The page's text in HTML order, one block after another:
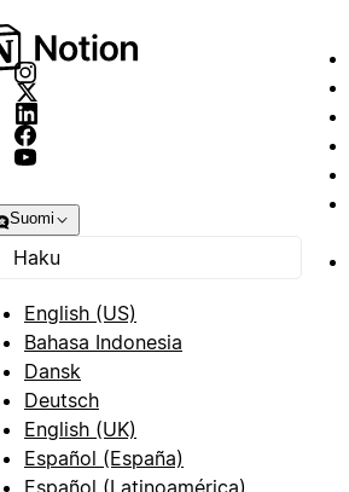
Suomi
English (US)
Bahasa Indonesia
Dansk
Deutsch
English (UK)
Español (España)
Español (Latinoamérica)